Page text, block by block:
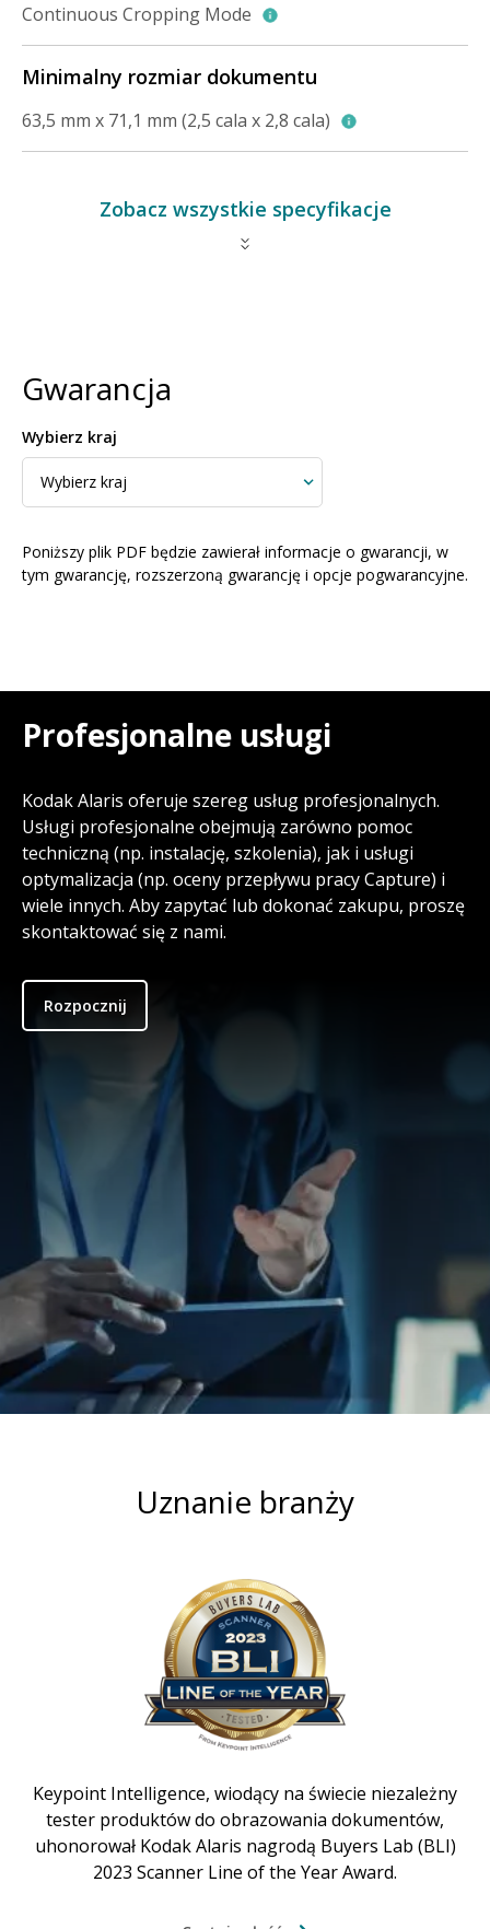
Continuous Cropping Mode
Minimalny rozmiar dokumentu
63,5 mm x 71,1 mm (2,5 cala x 2,8 cala)
Zobacz wszystkie specyfikacje
Gwarancja
Wybierz kraj
Poniższy plik PDF będzie zawierał informacje o gwarancji, w
tym gwarancję, rozszerzoną gwarancję i opcje pogwarancyjne.
Profesjonalne usługi
Kodak Alaris oferuje szereg usług profesjonalnych.
Usługi profesjonalne obejmują zarówno pomoc
techniczną (np. instalację, szkolenia), jak i usługi
optymalizacja (np. oceny przepływu pracy Capture) i
wiele innych. Aby zapytać lub dokonać zakupu, proszę
skontaktować się z nami.
Rozpocznij
Uznanie branży
Keypoint Intelligence, wiodący na świecie niezależny
tester produktów do obrazowania dokumentów,
uhonorował Kodak Alaris nagrodą Buyers Lab (BLI)
2023 Scanner Line of the Year Award.